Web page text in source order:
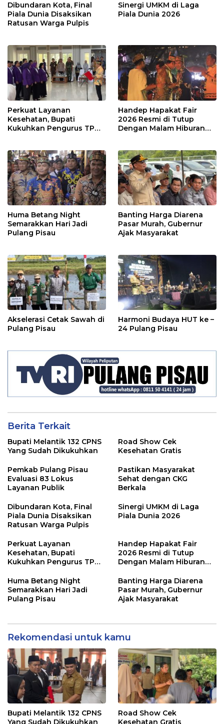
Dibundaran Kota, Final
Piala Dunia Disaksikan
Ratusan Warga Pulpis
Sinergi UMKM di Laga
Piala Dunia 2026
Perkuat Layanan
Kesehatan, Bupati
Kukuhkan Pengurus TP
Handep Hapakat Fair
2026 Resmi di Tutup
Dengan Malam Hiburan
Huma Betang Night
Semarakkan Hari Jadi
Pulang Pisau
Banting Harga Diarena
Pasar Murah, Gubernur
Ajak Masyarakat
Akselerasi Cetak Sawah di
Pulang Pisau
Harmoni Budaya HUT ke –
24 Pulang Pisau
Berita Terkait
Bupati Melantik 132 CPNS
Yang Sudah Dikukuhkan
Road Show Cek
Kesehatan Gratis
Pemkab Pulang Pisau
Evaluasi 83 Lokus
Layanan Publik
Pastikan Masyarakat
Sehat dengan CKG
Berkala
Dibundaran Kota, Final
Piala Dunia Disaksikan
Ratusan Warga Pulpis
Sinergi UMKM di Laga
Piala Dunia 2026
Perkuat Layanan
Kesehatan, Bupati
Kukuhkan Pengurus TP
Handep Hapakat Fair
2026 Resmi di Tutup
Dengan Malam Hiburan
Huma Betang Night
Semarakkan Hari Jadi
Pulang Pisau
Banting Harga Diarena
Pasar Murah, Gubernur
Ajak Masyarakat
Rekomendasi untuk kamu
Bupati Melantik 132 CPNS
Yang Sudah Dikukuhkan
Road Show Cek
Kesehatan Gratis